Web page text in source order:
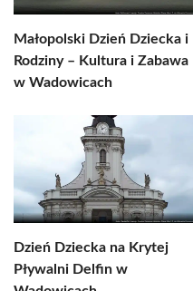
Małopolski Dzień Dziecka i
Rodziny – Kultura i Zabawa
w Wadowicach
Dzień Dziecka na Krytej
Pływalni Delfin w